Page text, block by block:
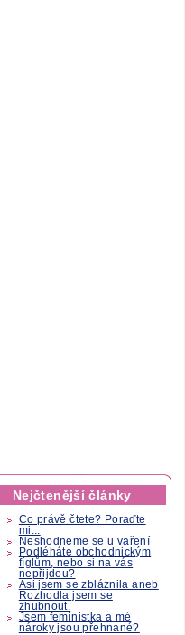
Nejčtenější články
Co právě čtete? Poraďte
mi...
Neshodneme se u vaření
Podléháte obchodnickým
fíglům, nebo si na vás
nepřijdou?
Asi jsem se zbláznila aneb
Rozhodla jsem se
zhubnout.
Jsem feministka a mé
nároky jsou přehnané?